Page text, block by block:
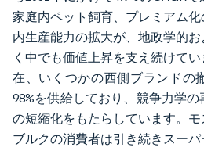
家庭内ペット飼育、プレミアム
内生産能力の拡大が、地政学的
く中でも価値上昇を支え続けて
在、いくつかの西側ブランドの
98%を供給しており、競争力学
の短縮化をもたらしています。
ブルクの消費者は引き続きスー